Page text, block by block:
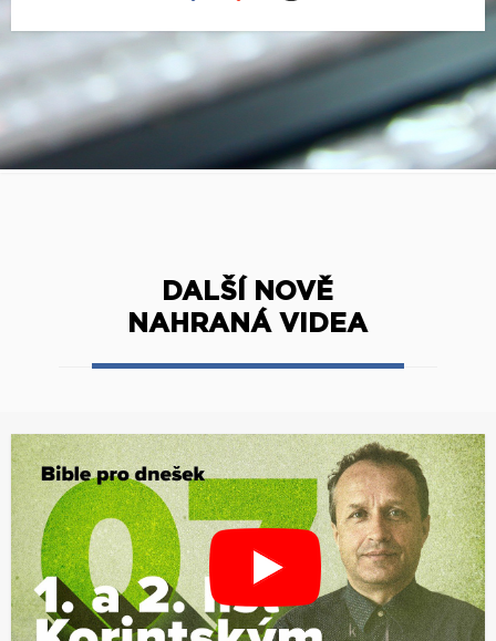
DALŠÍ NOVĚ
NAHRANÁ VIDEA